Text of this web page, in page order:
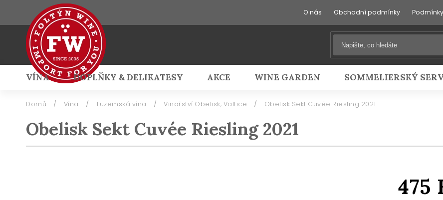
O nás Obchodní podmínky
VÍNA DOPLŇKY & DELIKATESY AKCE WINE GARDEN SOMMELIERSKÝ
Přihlášení
Domů / Vína / Tuzemská vína / Vinařství Obelisk, Valtice / Obelisk Sekt Cuvée Riesling 2021
Obelisk Sekt Cuvée Riesling 2021
475